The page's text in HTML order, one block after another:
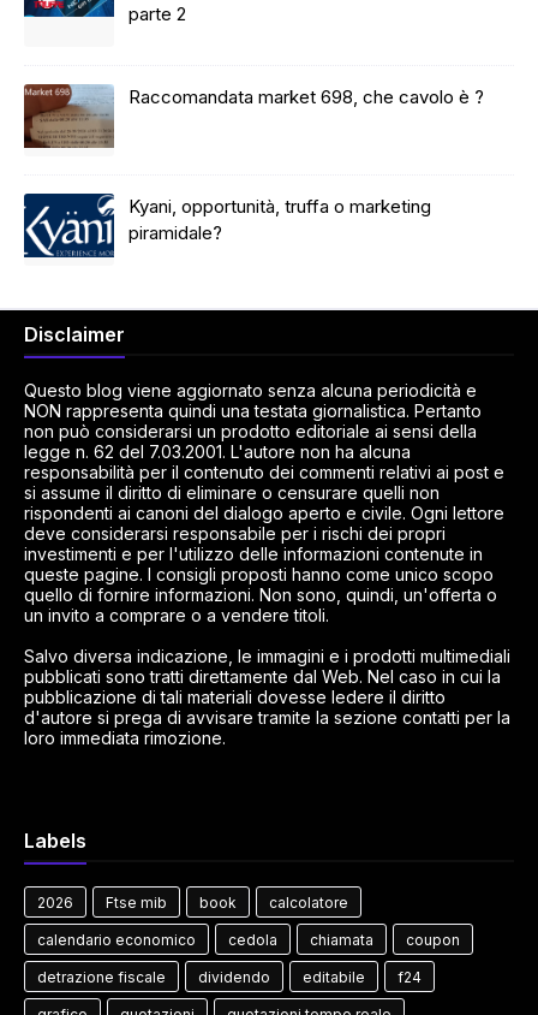
parte 2
Raccomandata market 698, che cavolo è ?
Kyani, opportunità, truffa o marketing
piramidale?
Disclaimer
Questo blog viene aggiornato senza alcuna periodicità e
NON rappresenta quindi una testata giornalistica. Pertanto
non può considerarsi un prodotto editoriale ai sensi della
legge n. 62 del 7.03.2001. L'autore non ha alcuna
responsabilità per il contenuto dei commenti relativi ai post e
si assume il diritto di eliminare o censurare quelli non
rispondenti ai canoni del dialogo aperto e civile. Ogni lettore
deve considerarsi responsabile per i rischi dei propri
investimenti e per l'utilizzo delle informazioni contenute in
queste pagine. I consigli proposti hanno come unico scopo
quello di fornire informazioni. Non sono, quindi, un'offerta o
un invito a comprare o a vendere titoli.
Salvo diversa indicazione, le immagini e i prodotti multimediali
pubblicati sono tratti direttamente dal Web. Nel caso in cui la
pubblicazione di tali materiali dovesse ledere il diritto
d'autore si prega di avvisare tramite la sezione contatti per la
loro immediata rimozione.
Labels
2026 Ftse mib book calcolatore
calendario economico cedola chiamata coupon
detrazione fiscale dividendo editabile f24